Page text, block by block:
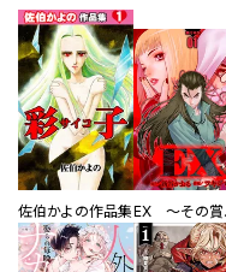
佐伯かよの作品集 EX ～